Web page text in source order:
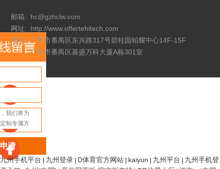
邮箱:
hc@gzhclw.com
网址:
http://www.offertehitech.com
地址:
广州市番禺区东兴路317号碧桂园铂耀中心14F-15F
广州市番禺区基盛万科大厦A栋301室
请
九州手机平台 九州登录 D体育官方网站 kaiyun 九州平台
九州手机登